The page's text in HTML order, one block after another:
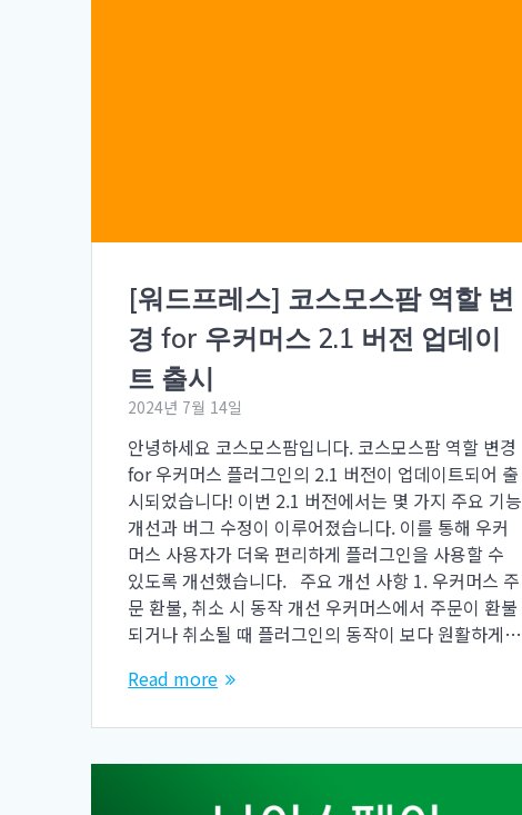
[워드프레스] 코스모스팜 역할 변
경 for 우커머스 2.1 버전 업데이
트 출시
2024년 7월 14일
안녕하세요 코스모스팜입니다. 코스모스팜 역할 변경
for 우커머스 플러그인의 2.1 버전이 업데이트되어 출
시되었습니다! 이번 2.1 버전에서는 몇 가지 주요 기능
개선과 버그 수정이 이루어졌습니다. 이를 통해 우커
머스 사용자가 더욱 편리하게 플러그인을 사용할 수
있도록 개선했습니다. 주요 개선 사항 1. 우커머스 주
문 환불, 취소 시 동작 개선 우커머스에서 주문이 환불
되거나 취소될 때 플러그인의 동작이 보다 원활하게…
Read more